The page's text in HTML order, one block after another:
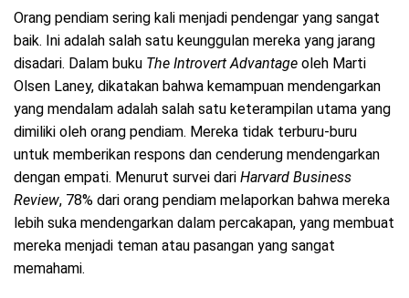
Orang pendiam sering kali menjadi pendengar yang sangat
baik. Ini adalah salah satu keunggulan mereka yang jarang
disadari. Dalam buku The Introvert Advantage oleh Marti
Olsen Laney, dikatakan bahwa kemampuan mendengarkan
yang mendalam adalah salah satu keterampilan utama yang
dimiliki oleh orang pendiam. Mereka tidak terburu-buru
untuk memberikan respons dan cenderung mendengarkan
dengan empati. Menurut survei dari Harvard Business
Review, 78% dari orang pendiam melaporkan bahwa mereka
lebih suka mendengarkan dalam percakapan, yang membuat
mereka menjadi teman atau pasangan yang sangat
memahami.